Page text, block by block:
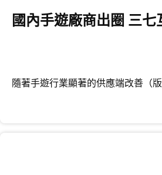
國內手遊廠商出圈 三
隨著手遊行業顯著的供應端改善（